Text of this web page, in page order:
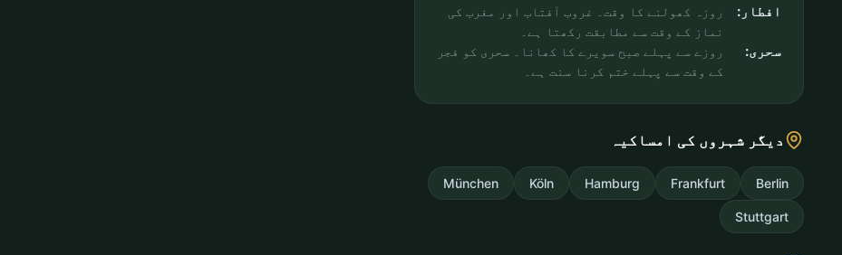
افطار:
روزہ کھولنے کا وقت۔ غروب آفتاب اور مغرب کی
نماز کے وقت سے مطابقت رکھتا ہے۔
سحری:
روزے سے پہلے صبح سویرے کا کھانا۔ سحری کو فجر
کے وقت سے پہلے ختم کرنا سنت ہے۔
دیگر شہروں کی امساکیہ
Berlin
Frankfurt
Hamburg
Köln
München
Stuttgart